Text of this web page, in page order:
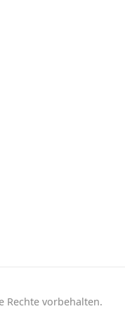
Rechte vorbehalten.